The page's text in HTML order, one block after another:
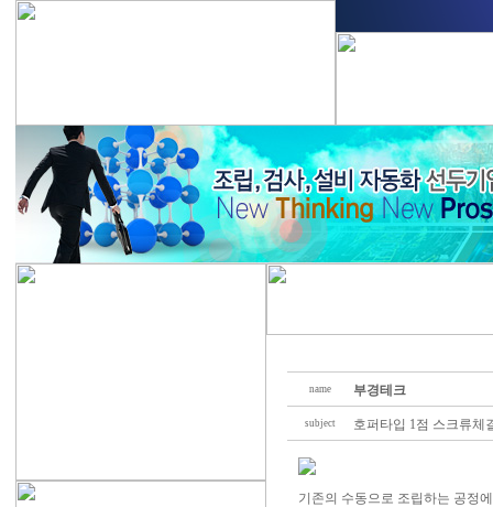
name 부경테크
subject 호퍼타입 1점 스크류체
기존의 수동으로 조립하는 공정